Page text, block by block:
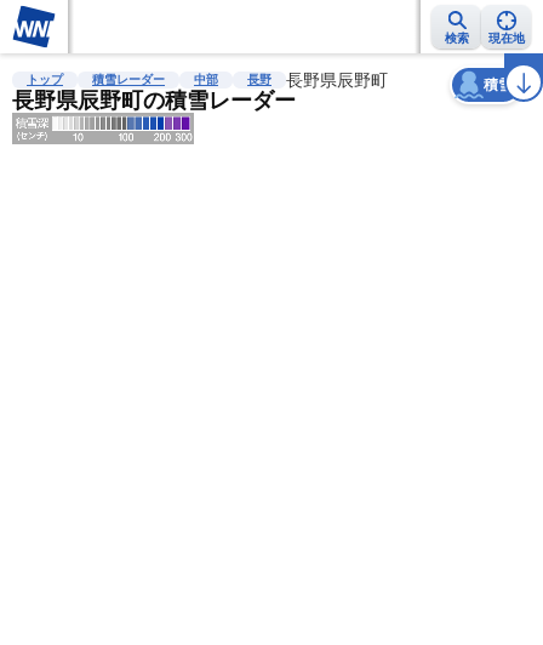
検索 現在地
雨雲レーダー 台風情報 地震情報 警報・注意報 2週間天気 ラ
トップ 積雪レーダー 中部 長野 長野県辰野町
長野県辰野町の積雪レーダー
積雪
天気 台風